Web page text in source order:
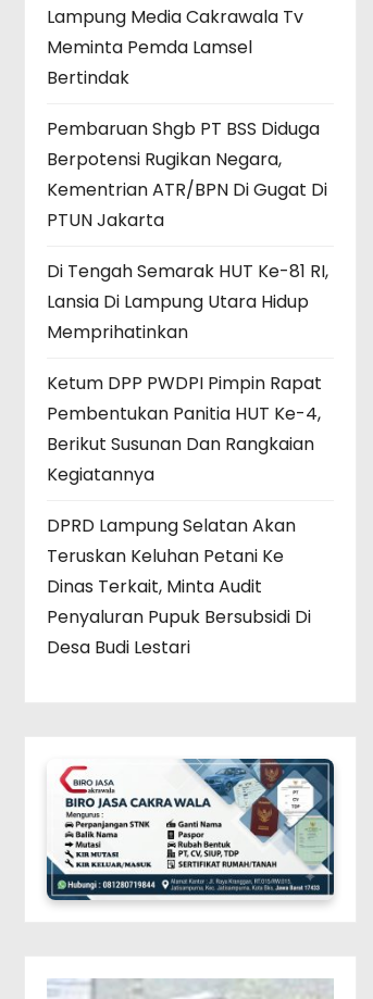
Lampung Media Cakrawala Tv
Meminta Pemda Lamsel
Bertindak
Pembaruan Shgb PT BSS Diduga
Berpotensi Rugikan Negara,
Kementrian ATR/BPN Di Gugat Di
PTUN Jakarta
Di Tengah Semarak HUT Ke-81 RI,
Lansia Di Lampung Utara Hidup
Memprihatinkan
Ketum DPP PWDPI Pimpin Rapat
Pembentukan Panitia HUT Ke-4,
Berikut Susunan Dan Rangkaian
Kegiatannya
DPRD Lampung Selatan Akan
Teruskan Keluhan Petani Ke
Dinas Terkait, Minta Audit
Penyaluran Pupuk Bersubsidi Di
Desa Budi Lestari